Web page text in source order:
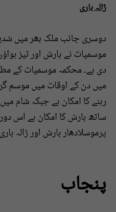
ژالہ باری
دوسری جانب ملک بھر میں
موسمیات نے بارش اور تیز
دی ہے۔ محکمہ موسمیات کے
میں دن کے اوقات میں موسم
رہنے کا امکان ہے جبکہ شام
ساتھ بارش کا امکان ہے اس
پرموسلادھار بارش اور ژالہ
پنجاب